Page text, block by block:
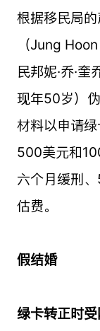
根据移民局
（Jung
民邦妮·乔·
现年50岁）
材料以申请
500美元和
六个月缓刑
估费。
假结婚
绿卡转正时